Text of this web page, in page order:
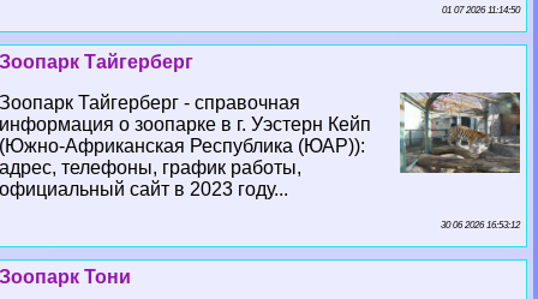
01 07 2026 11:14:50
Зоопарк Тайгерберг
Зоопарк Тайгерберг - справочная
информация о зоопарке в г. Уэстерн Кейп
(Южно-Африканская Республика (ЮАР)):
адрес, телефоны, график работы,
официальный сайт в 2023 году...
30 06 2026 16:53:12
Зоопарк Тони